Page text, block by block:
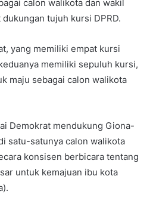
calon walikota dan wakil
tujuh kursi DPRD.
yang memiliki empat kursi
memiliki sepuluh kursi,
maju sebagai calon walikota
Demokrat mendukung Giona-
satu-satunya calon walikota
konsisen berbicara tentang
untuk kemajuan ibu kota